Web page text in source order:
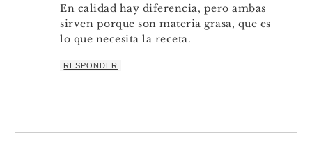
En calidad hay diferencia, pero ambas
sirven porque son materia grasa, que es
lo que necesita la receta.
RESPONDER